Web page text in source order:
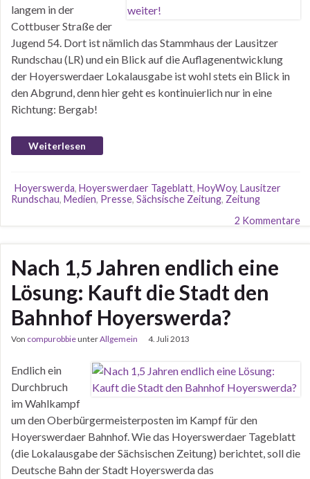
langem in der
Cottbuser Straße der
Jugend 54. Dort ist nämlich das Stammhaus der Lausitzer
Rundschau (LR) und ein Blick auf die Auflagenentwicklung
der Hoyerswerdaer Lokalausgabe ist wohl stets ein Blick in
den Abgrund, denn hier geht es kontinuierlich nur in eine
Richtung: Bergab!
Weiterlesen
Hoyerswerda, Hoyerswerdaer Tageblatt, HoyWoy, Lausitzer
Rundschau, Medien, Presse, Sächsische Zeitung, Zeitung
2 Kommentare
Nach 1,5 Jahren endlich eine
Lösung: Kauft die Stadt den
Bahnhof Hoyerswerda?
Von compurobbieunterAllgemein 4. Juli 2013
Endlich ein
Durchbruch
im Wahlkampf
um den Oberbürgermeisterposten im Kampf für den
Hoyerswerdaer Bahnhof. Wie das Hoyerswerdaer Tageblatt
(die Lokalausgabe der Sächsischen Zeitung) berichtet, soll die
Deutsche Bahn der Stadt Hoyerswerda das